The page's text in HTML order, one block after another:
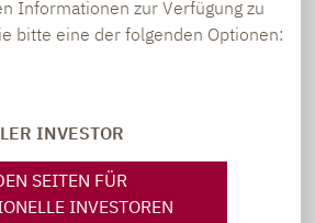
Informationen zur Verfügung zu
bitte eine der folgenden Optionen:
INVESTOR
SEITEN FÜR
INVESTOREN